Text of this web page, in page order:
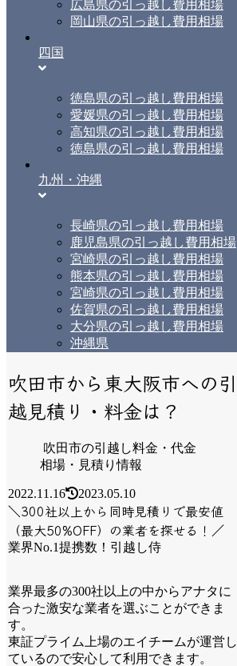
広島県の引っ越し費用相場
岡山県の引っ越し費用相場
四国
徳島県の引っ越し費用相場
愛媛県の引っ越し費用相場
高知県の引っ越し費用相場
徳島県の引っ越し費用相場
九州・沖縄
長崎県の引っ越し費用相場
鹿児島県の引っ越し費用相場
宮崎県の引っ越し費用相場
熊本県の引っ越し費用相場
宮崎県の引っ越し費用相場
佐賀県の引っ越し費用相場
大分県の引っ越し費用相場
沖縄県
吹田市から東大阪市への引
越見積り・料金は？
吹田市の引越し料金・代金
相場・見積り情報
2022.11.16 2023.05.10
＼300社以上から同時見積りで最安値
（最大50%OFF）の業者を探せる！／
業界No.1提携数！引越し侍
業界最多の300社以上の中からアナタに
合った激安な業者を選ぶことができま
す。
東証プライム上場のエイチームが運営し
ているので安心して利用できます。